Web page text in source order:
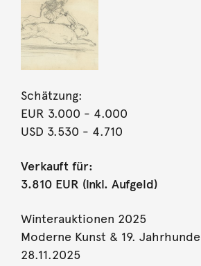
Schätzung:
EUR 3.000 - 4.000
USD 3.530 - 4.710
Verkauft für:
3.810 EUR (inkl. Aufgeld)
Winterauktionen 2025
Moderne Kunst & 19.
28.11.2025